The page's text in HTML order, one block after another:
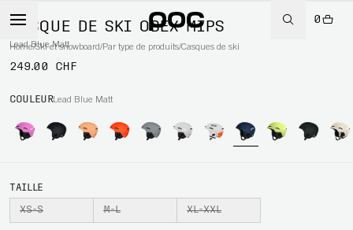
0
Home/Ski et snowboard/Par type de produits/Casques de ski
CASQUE DE SKI OBEX MIPS
Lead Blue Matt
249.00 CHF
COULEURLead Blue Matt
TAILLE
XS-S M-L XL-XXL